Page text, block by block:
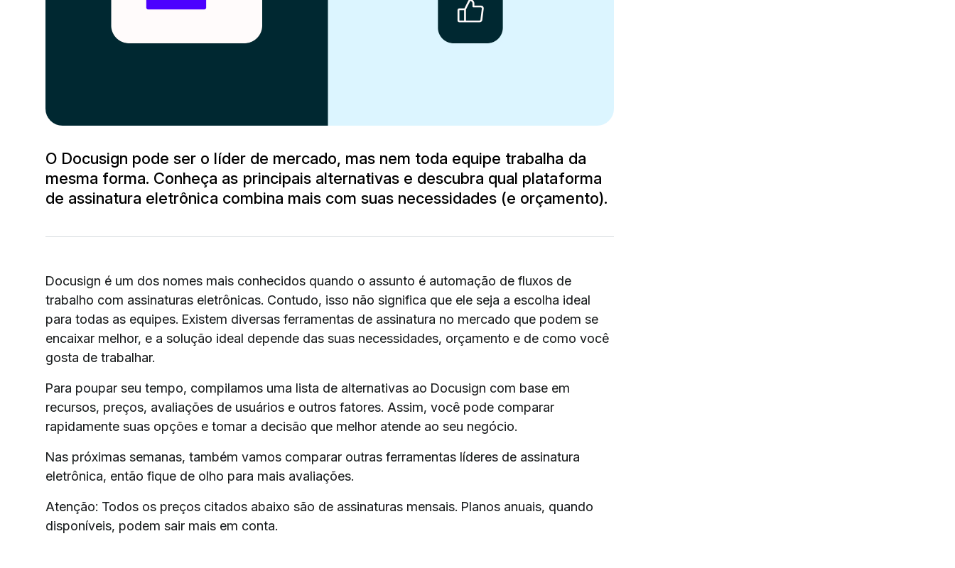
O Docusign pode ser o líder de mercado, mas nem toda equipe trabalha da
mesma forma. Conheça as principais alternativas e descubra qual plataforma
de assinatura eletrônica combina mais com suas necessidades (e orçamento).
Docusign é um dos nomes mais conhecidos quando o assunto é automação de fluxos de
trabalho com assinaturas eletrônicas. Contudo, isso não significa que ele seja a escolha ideal
para todas as equipes. Existem diversas ferramentas de assinatura no mercado que podem se
encaixar melhor, e a solução ideal depende das suas necessidades, orçamento e de como você
gosta de trabalhar.
Para poupar seu tempo, compilamos uma lista de alternativas ao Docusign com base em
recursos, preços, avaliações de usuários e outros fatores. Assim, você pode comparar
rapidamente suas opções e tomar a decisão que melhor atende ao seu negócio.
Nas próximas semanas, também vamos comparar outras ferramentas líderes de assinatura
eletrônica, então fique de olho para mais avaliações.
Atenção: Todos os preços citados abaixo são de assinaturas mensais. Planos anuais, quando
disponíveis, podem sair mais em conta.